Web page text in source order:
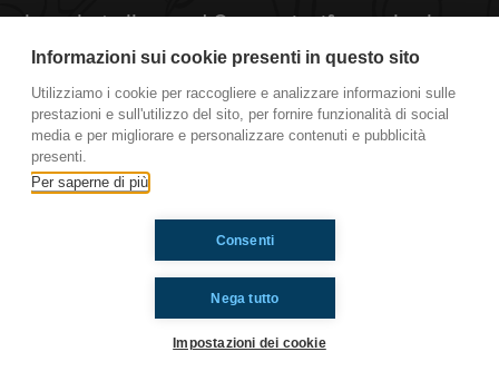
cose rivedere tutti i parenti, PANICO!
#OkkinSu www.radioimmaginaria.it
Bologna
Ti è piaciuto? Condividilo!
Informazioni sui cookie presenti in questo sito
Utilizziamo i cookie per raccogliere e analizzare informazioni sulle
prestazioni e sull'utilizzo del sito, per fornire funzionalità di social
media e per migliorare e personalizzare contenuti e pubblicità
presenti.
Per saperne di più
Nega tutto
Consenti
Impostazioni dei cookie